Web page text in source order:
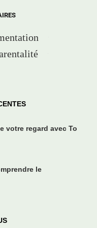
votre regard avec To
le